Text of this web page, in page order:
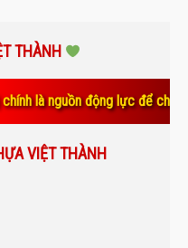
THÀNH
để chúng tôi không
VIỆT THÀNH